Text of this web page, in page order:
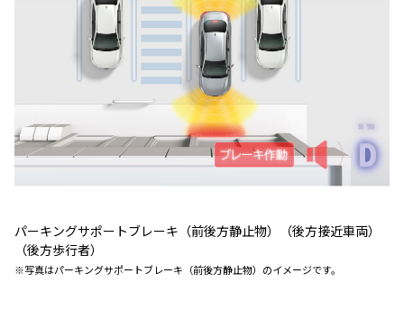
パーキングサポートブレーキ（前後方静止物）（後方接近車両）
（後方歩行者）
※写真はパーキングサポートブレーキ（前後方静止物）のイメージです。